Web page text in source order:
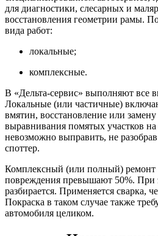
для диагностики, слесарных и
восстановления геометрии рамы.
вида работ:
локальные;
комплексные.
В «Дельта-сервис» выполняют все
Локальные (или частичные)
вмятин, восстановление или
выравнивания помятых участков на
невозможно выправить, не разобрав
споттер.
Комплексный (или полный) ремонт
повреждения превышают 50%. При
разбирается. Применяется сварка,
Покраска в таком случае также
автомобиля целиком.